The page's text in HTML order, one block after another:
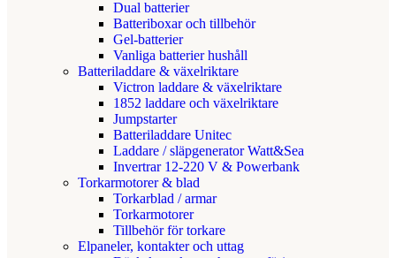
Dual batterier
Batteriboxar och tillbehör
Gel-batterier
Vanliga batterier hushåll
Batteriladdare & växelriktare
Victron laddare & växelriktare
1852 laddare och växelriktare
Jumpstarter
Batteriladdare Unitec
Laddare / släpgenerator Watt&Sea
Invertrar 12-220 V & Powerbank
Torkarmotorer & blad
Torkarblad / armar
Torkarmotorer
Tillbehör för torkare
Elpaneler, kontakter och uttag